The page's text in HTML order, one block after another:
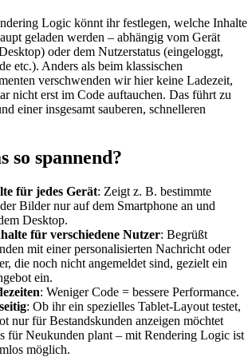
Logic könnt ihr festlegen, welche Inhalte
geladen werden – abhängig vom Gerät
oder dem Nutzerstatus (eingeloggt,
etc.). Anders als beim klassischen
verschwenden wir hier keine Ladezeit,
nicht erst im Code auftauchen. Das führt zu
einer insgesamt sauberen, schnelleren
so spannend?
für jedes Gerät: Zeigt z. B. bestimmte
Bilder nur auf dem Smartphone an und
Desktop.
für verschiedene Nutzer: Begrüßt
mit einer personalisierten Nachricht oder
die noch nicht angemeldet sind, gezielt ein
ein.
: Weniger Code = bessere Performance.
: Ob ihr ein spezielles Tablet-Layout testet,
nur für Bestandskunden anzeigen möchtet
für Neukunden plant – mit Rendering Logic ist
möglich.